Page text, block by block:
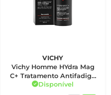
VICHY
Vichy Homme HYdra Mag
C+ Tratamento Antifadiga
Rosto + Olhos 50ml
Disponível